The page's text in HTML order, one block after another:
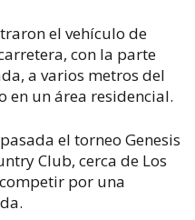
el vehículo de
con la parte
a varios metros del
en un área residencial.
el torneo Genesis
Club, cerca de Los
por una